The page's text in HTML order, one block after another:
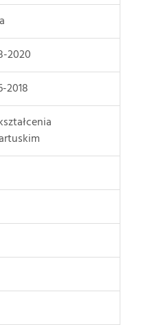
2020
2018